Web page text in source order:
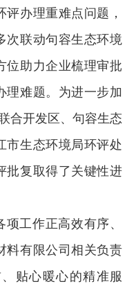
办理重难点问题，
次联动句容生态环境
位助力企业梳理审批
理难题。为进一步加
合开发区、句容生态
市生态环境局环评处
批复取得了关键性进
工作正高效有序、
料有限公司相关负责
贴心暖心的精准服